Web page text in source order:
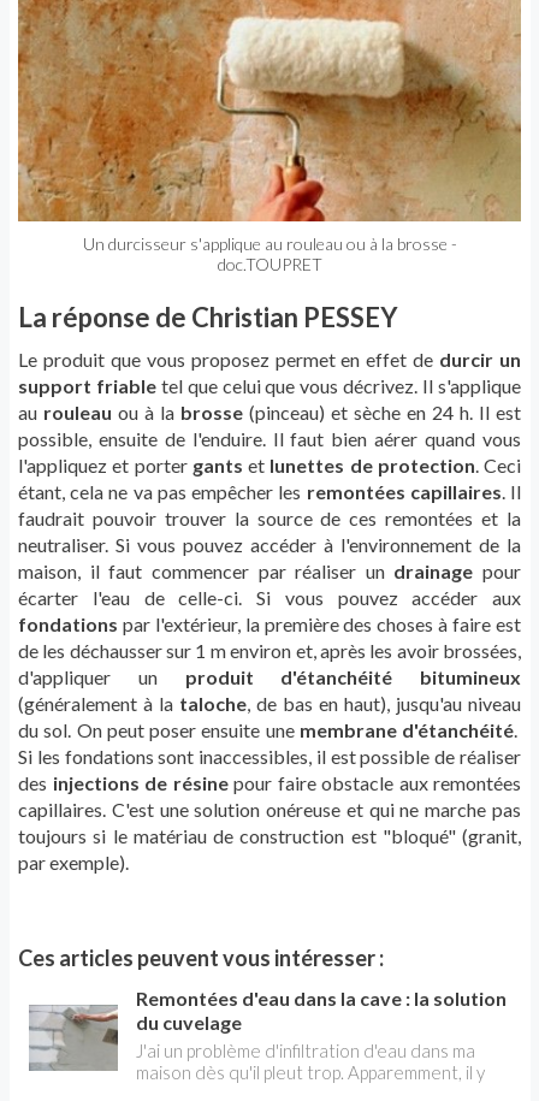
Un durcisseur s'applique au rouleau ou à la brosse -
doc.TOUPRET
La réponse de Christian PESSEY
Le produit que vous proposez permet en effet de durcir un
support friabletel que celui que vous décrivez. Il s'applique
au rouleau ou à la brosse (pinceau) et sèche en 24 h. Il est
possible, ensuite de l'enduire. Il faut bien aérer quand vous
l'appliquez et portergants et lunettes de protection. Ceci
étant, cela ne va pas empêcher les remontées capillaires. Il
faudrait pouvoir trouver la source de ces remontées et la
neutraliser. Si vous pouvez accéder à l'environnement de la
maison, il faut commencer par réaliser un drainage pour
écarter l'eau de celle-ci. Si vous pouvez accéder aux
fondations par l'extérieur, la première des choses à faire est
de les déchausser sur 1 m environ et, après les avoir brossées,
d'appliquer un produit d'étanchéité bitumineux
(généralement à la taloche, de bas en haut), jusqu'au niveau
du sol. On peut poser ensuite une membrane d'étanchéité.
Si les fondations sont inaccessibles, il est possible de réaliser
des injections de résinepour faire obstacle aux remontées
capillaires. C'est une solution onéreuse et qui ne marche pas
toujours si le matériau de construction est "bloqué" (granit,
par exemple).
Ces articles peuvent vous intéresser :
Remontées d'eau dans la cave : la solution
du cuvelage
J'ai un problème d'infiltration d'eau dans ma
maison dès qu'il pleut trop. Apparemment, il y